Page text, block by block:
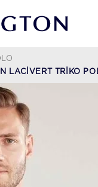
LACIVERT TRIKO